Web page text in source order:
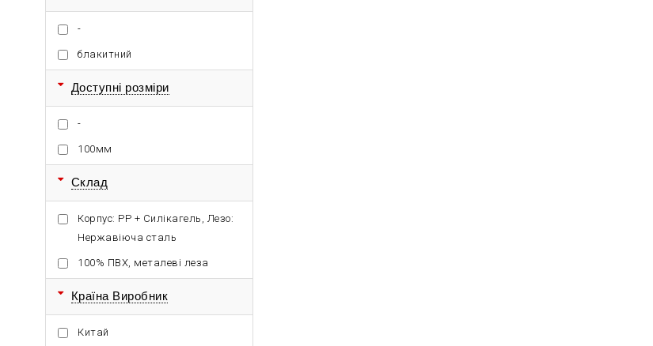
-
блакитний
Доступні розміри
-
100мм
Склад
Корпус: PP + Силікагель, Лезо:
Нержавіюча сталь
100% ПВХ, металеві леза
Країна Виробник
Китай